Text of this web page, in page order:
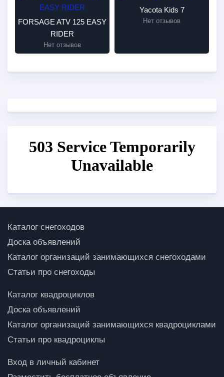
FORSAGE ATV 125 EASY
RIDER
Нет отзывов
Yacota Kids 7
Нет отзывов
Каталог снегоходов
Доска объявлений
Каталог организаций занимающихся снегоходами
Статьи про снегоходы
Каталог квадроциклов
Доска объявлений
Каталог организаций занимающихся квадроциклами
Статьи про квадроциклы
Вход в личный кабинет